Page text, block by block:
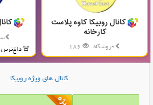
کانال روبیکا کاوه پلاست
کارخانه
فروشگاه
تولید و پخش محصولات پلاستیکی...
🚨 داغ‌ترین
کانال های ویژه روبیکا